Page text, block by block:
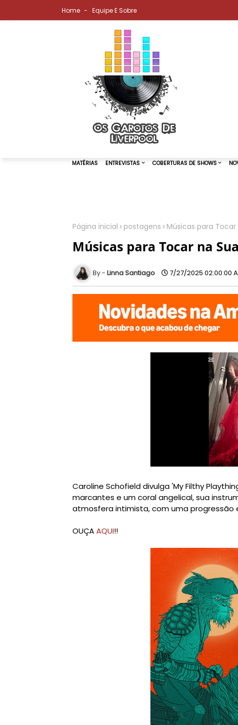
Home Equipe E Sobre
Página inicial postagens Músicas para Tocar
Músicas para Tocar na
Linna Santiago 7/27/2025 02:00:00
Caroline Schofield divulga 'My Filthy
marcantes e um coral angelical, sua
atmosfera intimista, com uma progressão
OUÇAAQUI!!